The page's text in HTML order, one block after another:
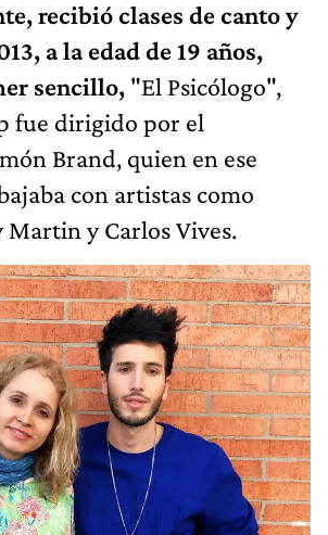
recibió clases de canto y
a la edad de 19 años,
sencillo, "El Psicólogo",
fue dirigido por el
Brand, quien en ese
con artistas como
Martin y Carlos Vives.